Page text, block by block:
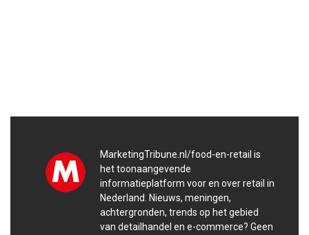
MarketingTribune.nl/food-en-retail is
het toonaangevende
informatieplatform voor en over retail in
Nederland. Nieuws, meningen,
achtergronden, trends op het gebied
van detailhandel en e-commerce? Geen